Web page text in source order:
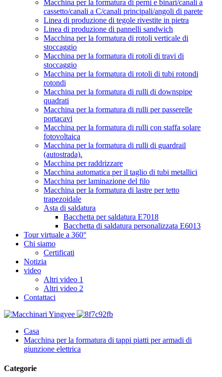
Macchina per la formatura di perni e binari/canali a
cassetto/canali a C/canali principali/angoli di parete
Linea di produzione di tegole rivestite in pietra
Linea di produzione di pannelli sandwich
Macchina per la formatura di rotoli verticale di
stoccaggio
Macchina per la formatura di rotoli di travi di
stoccaggio
Macchina per la formatura di rotoli di tubi rotondi
rotondi
Macchina per la formatura di rulli di downspipe
quadrati
Macchina per la formatura di rulli per passerelle
portacavi
Macchina per la formatura di rulli con staffa solare
fotovoltaica
Macchina per la formatura di rulli di guardrail
(autostrada).
Macchina per raddrizzare
Macchina automatica per il taglio di tubi metallici
Macchina per laminazione del filo
Macchina per la formatura di lastre per tetto
trapezoidale
Asta di saldatura
Bacchetta per saldatura E7018
Bacchetta di saldatura personalizzata E6013
Tour virtuale a 360°
Chi siamo
Certificati
Notizia
video
Altri video 1
Altri video 2
Contattaci
Casa
Macchina per la formatura di tappi piatti per armadi di
giunzione elettrica
Categorie